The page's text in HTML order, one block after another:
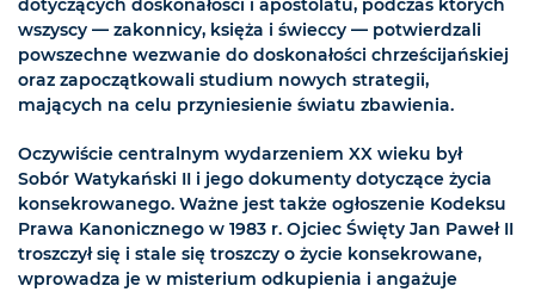
dotyczących doskonałości i apostolatu, podczas których
wszyscy — zakonnicy, księża i świeccy — potwierdzali
powszechne wezwanie do doskonałości chrześcijańskiej
oraz zapoczątkowali studium nowych strategii,
mających na celu przyniesienie światu zbawienia.
Oczywiście centralnym wydarzeniem XX wieku był
Sobór Watykański II i jego dokumenty dotyczące życia
konsekrowanego. Ważne jest także ogłoszenie Kodeksu
Prawa Kanonicznego w 1983 r. Ojciec Święty Jan Paweł II
troszczył się i stale się troszczy o życie konsekrowane,
wprowadza je w misterium odkupienia i angażuje